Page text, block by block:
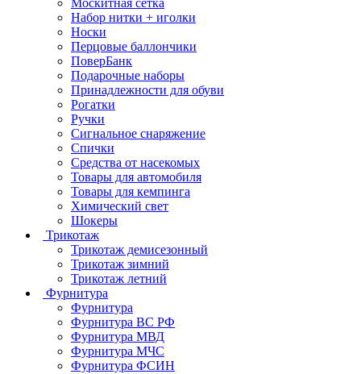
Москитная сетка
Набор нитки + иголки
Носки
Перцовые баллончики
ПоверБанк
Подарочные наборы
Принадлежности для обуви
Рогатки
Ручки
Сигнальное снаряжение
Спички
Средства от насекомых
Товары для автомобиля
Товары для кемпинга
Химический свет
Шокеры
Трикотаж
Трикотаж демисезонный
Трикотаж зимний
Трикотаж летний
Фурнитура
Фурнитура
Фурнитура ВС РФ
Фурнитура МВД
Фурнитура МЧС
Фурнитура ФСИН